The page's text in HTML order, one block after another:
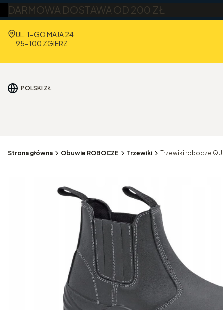
DARMOWA DOSTAWA OD 200 ZŁ
Adres:
UL. 1-GO MAJA 24
95-100 ZGIERZ
POLSKI ZŁ
Strona główna Obuwie ROBOCZE Trzewiki Trzewiki robocze